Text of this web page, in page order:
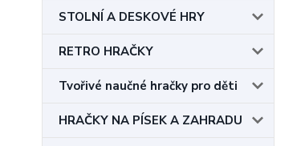
STOLNÍ A DESKOVÉ HRY
RETRO HRAČKY
Tvořivé naučné hračky pro děti
HRAČKY NA PÍSEK A ZAHRADU